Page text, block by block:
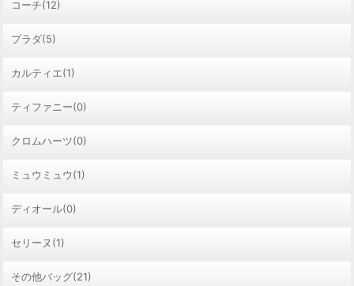
コーチ(12)
プラダ(5)
カルティエ(1)
ティファニー(0)
クロムハーツ(0)
ミュウミュウ(1)
ディオール(0)
セリーヌ(1)
その他バッグ(21)